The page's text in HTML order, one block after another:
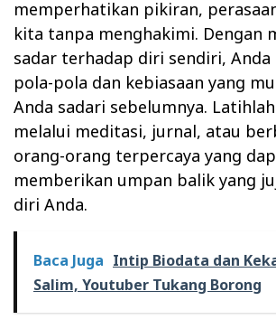
memperhatikan pikiran,
kita tanpa menghakimi. Dengan
sadar terhadap diri sendiri,
pola-pola dan kebiasaan yang
Anda sadari sebelumnya.
melalui meditasi, jurnal, atau
orang-orang terpercaya yang
memberikan umpan balik yang
diri Anda.
Baca Juga Intip Biodata dan
Salim, Youtuber Tukang Borong